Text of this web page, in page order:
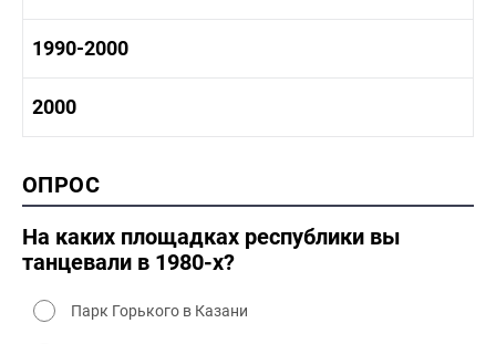
1970-1980 культура
1970 - 1980 быт
1980 -1990 история
1980-1990 культура
1990-2000
1990-2000 культура
2000
2000 промышленность
2000 культура
ОПРОС
На каких площадках республики вы
танцевали в 1980-х?
Парк Горького в Казани